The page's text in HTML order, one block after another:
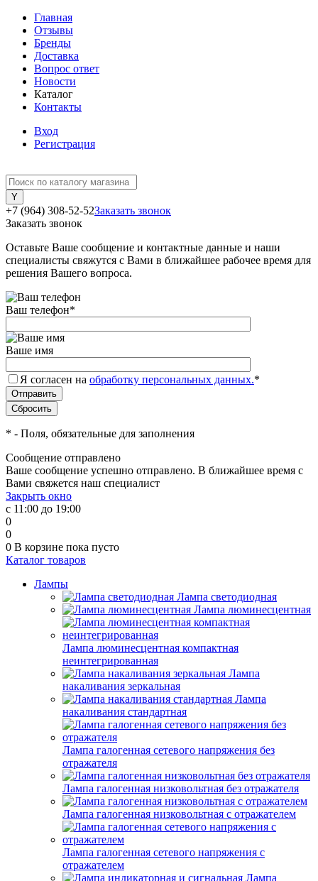
Главная
Отзывы
Бренды
Доставка
Вопрос ответ
Новости
Каталог
Контакты
Вход
Регистрация
+7 (964) 308-52-52Заказать звонок
Заказать звонок
Оставьте Ваше сообщение и контактные данные и наши
специалисты свяжутся с Вами в ближайшее рабочее время для
решения Вашего вопроса.
Ваш телефон*
Ваше имя
Я согласен на обработку персональных данных.*
* - Поля, обязательные для заполнения
Сообщение отправлено
Ваше сообщение успешно отправлено. В ближайшее время с
Вами свяжется наш специалист
Закрыть окно
с 11:00 до 19:00
0
0
0 В корзине пока пусто
Каталог товаров
Лампы
Лампа светодиодная
Лампа люминесцентная
Лампа люминесцентная компактная
неинтегрированная
Лампа
накаливания зеркальная
Лампа
накаливания стандартная
Лампа галогенная сетевого напряжения без
отражателя
Лампа галогенная низковольтная без отражателя
Лампа галогенная низковольтная с отражателем
Лампа галогенная сетевого напряжения с
отражателем
Лампа